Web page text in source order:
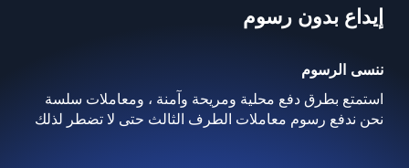
إيداع بدون رسوم
ننسى الرسوم
استمتع بطرق دفع محلية ومريحة وآمنة ، ومعاملات سلسة
نحن ندفع رسوم معاملات الطرف الثالث حتى لا تضطر لذلك